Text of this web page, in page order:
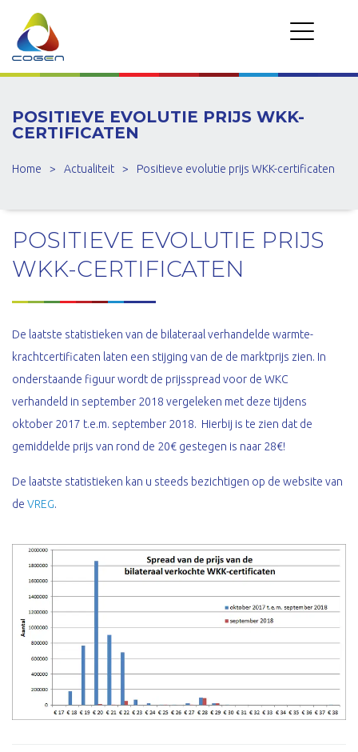
POSITIEVE EVOLUTIE PRIJS WKK-
CERTIFICATEN
Home > Actualiteit > Positieve evolutie prijs WKK-certificaten
POSITIEVE EVOLUTIE PRIJS
WKK-CERTIFICATEN
De laatste statistieken van de bilateraal verhandelde warmte-
krachtcertificaten laten een stijging van de de marktprijs zien. In
onderstaande figuur wordt de prijsspread voor de WKC
verhandeld in september 2018 vergeleken met deze tijdens
oktober 2017 t.e.m. september 2018. Hierbij is te zien dat de
gemiddelde prijs van rond de 20€ gestegen is naar 28€!
De laatste statistieken kan u steeds bezichtigen op de website van
de VREG.